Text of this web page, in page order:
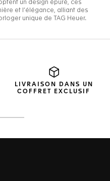
LIVRAISON DANS UN
COFFRET EXCLUSIF